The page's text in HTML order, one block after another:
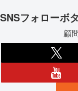
SNSフォローボ
顧